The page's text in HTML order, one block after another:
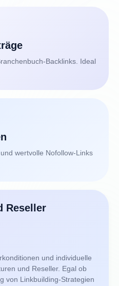
Backlinks. Ideal
wertvolle Nofollow-Links
Reseller
und individuelle
und Reseller. Egal ob
von Linkbuilding-Strategien